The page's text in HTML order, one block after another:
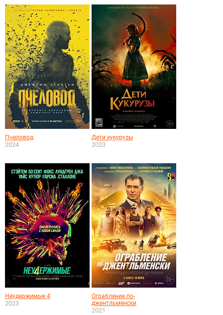
Пчеловод
2024
Дети кукурузы
2023
Неудержимые 4
2023
Ограбление по-
джентльменски
2021